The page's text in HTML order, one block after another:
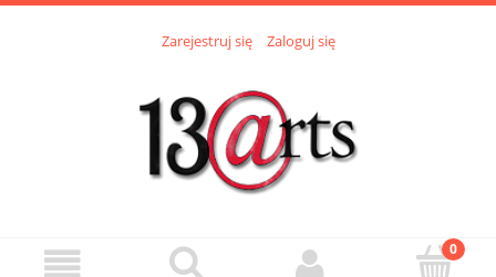
Zarejestruj się Zaloguj się